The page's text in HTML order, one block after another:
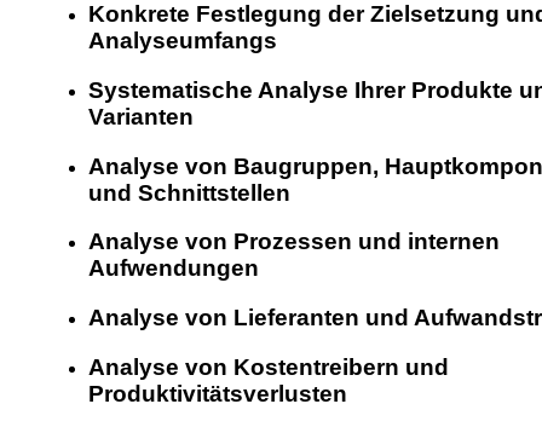
Konkrete Festlegung der Zielsetzung
Analyseumfangs
Systematische Analyse Ihrer Produkte
Varianten
Analyse von Baugruppen,
und Schnittstellen
Analyse von Prozessen und internen
Aufwendungen
Analyse von Lieferanten und
Analyse von Kostentreibern und
Produktivitätsverlusten